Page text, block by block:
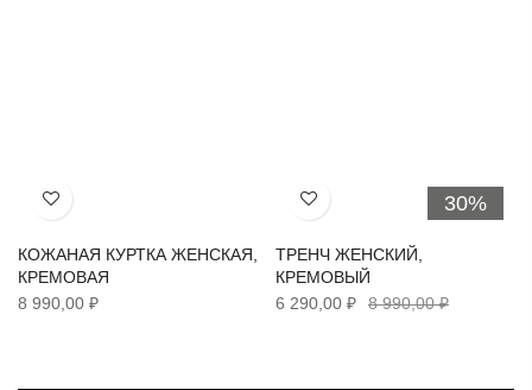
Хочу!
КОЖАНАЯ КУРТКА ЖЕНСКАЯ,
КРЕМОВАЯ
8 990,00 ₽
30%
Хочу!
ТРЕНЧ ЖЕНСКИЙ,
КРЕМОВЫЙ
6 290,00 ₽
8 990,00 ₽